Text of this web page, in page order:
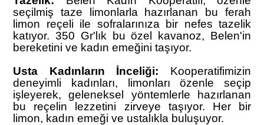
seçilmiş taze limonlarla hazırlanan bu ferah
limon reçeli ile sofralarınıza bir nefes tazelik
katıyor. 350 Gr'lık bu özel kavanoz, Belen'in
bereketini ve kadın emeğini taşıyor.
Usta Kadınların İnceliği: Kooperatifimizin
deneyimli kadınları, limonları özenle seçip
işleyerek, geleneksel yöntemlerle hazırlanan
bu reçelin lezzetini zirveye taşıyor. Her bir
limon, kadın emeği ve ustalıkla buluşuyor.